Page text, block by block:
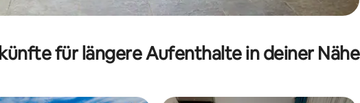
für längere Aufenthalte in deiner Nähe